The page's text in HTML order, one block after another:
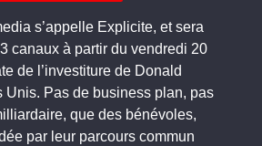
s’appelle Explicite, et sera
canaux à partir du vendredi 20
de l’investiture de Donald
Unis. Pas de business plan, pas
que des bénévoles,
par leur parcours commun